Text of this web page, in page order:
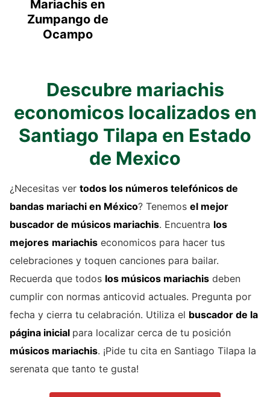
Mariachis en
Zumpango de
Ocampo
Descubre mariachis
economicos localizados en
Santiago Tilapa en Estado
de Mexico
¿Necesitas ver todos los números telefónicos de
bandas mariachi en México? Tenemos el mejor
buscador de músicos mariachis. Encuentra los
mejores mariachis economicos para hacer tus
celebraciones y toquen canciones para bailar.
Recuerda que todos los músicos mariachis deben
cumplir con normas anticovid actuales. Pregunta por
fecha y cierra tu celabración. Utiliza el buscador de la
página inicial para localizar cerca de tu posición
músicos mariachis. ¡Pide tu cita en Santiago Tilapa la
serenata que tanto te gusta!